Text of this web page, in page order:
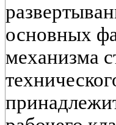
основных
механизма